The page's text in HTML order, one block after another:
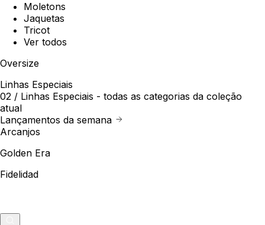
Moletons
Jaquetas
Tricot
Ver todos
Oversize
Linhas Especiais
02 / Linhas Especiais - todas as categorias da coleção
atual
Lançamentos da semana
Arcanjos
Golden Era
Fidelidad